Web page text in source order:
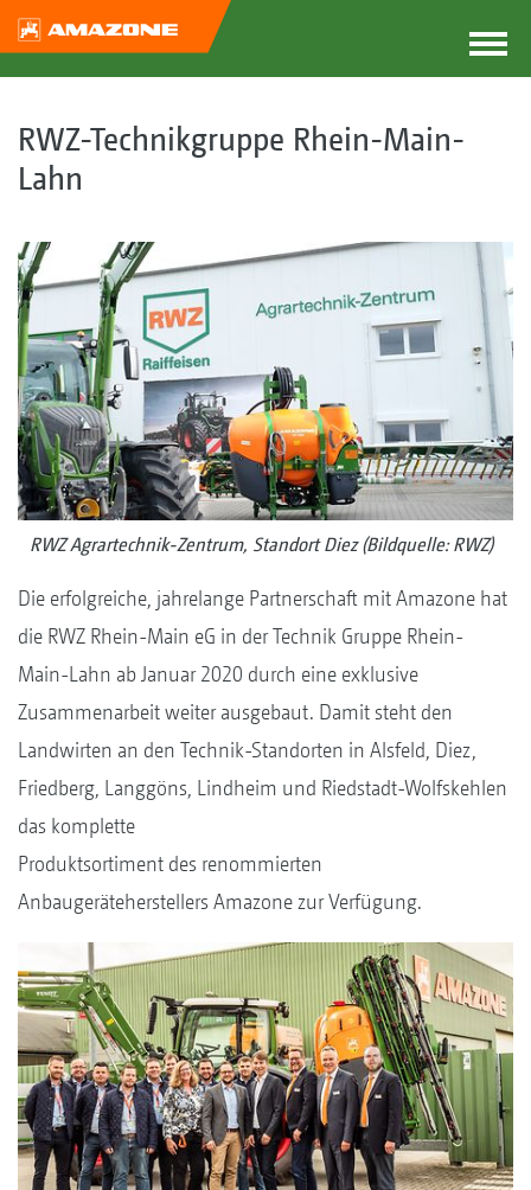
RWZ-Technikgruppe Rhein-Main-
Lahn
RWZ Agrartechnik-Zentrum, Standort Diez (Bildquelle: RWZ)
Die erfolgreiche, jahrelange Partnerschaft mit Amazone hat
die RWZ Rhein-Main eG in der Technik Gruppe Rhein-
Main-Lahn ab Januar 2020 durch eine exklusive
Zusammenarbeit weiter ausgebaut. Damit steht den
Landwirten an den Technik-Standorten in Alsfeld, Diez,
Friedberg, Langgöns, Lindheim und Riedstadt-Wolfskehlen
das komplette
Produktsortiment des renommierten
Anbaugeräteherstellers Amazone zur Verfügung.